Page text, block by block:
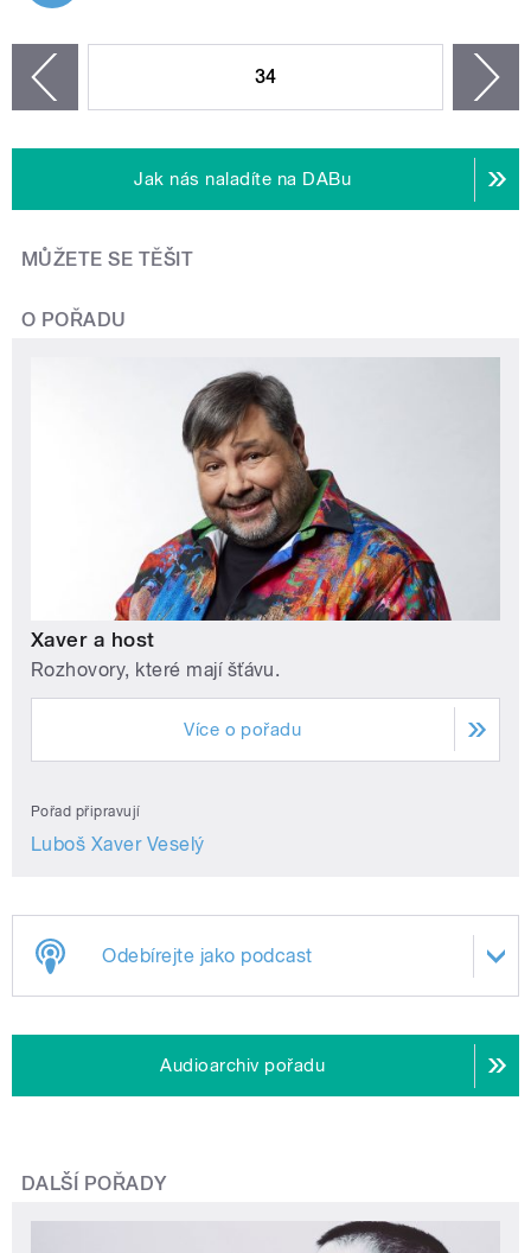
34
Jak nás naladíte na DABu
MŮŽETE SE TĚŠIT
O POŘADU
Xaver a host
Rozhovory, které mají šťávu.
Více o pořadu
Pořad připravují
Luboš Xaver Veselý
Odebírejte jako podcast
Audioarchiv pořadu
DALŠÍ POŘADY